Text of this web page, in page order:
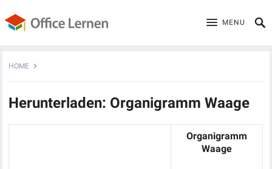
MENU
HOME
Herunterladen: Organigramm Waage
Organigramm
Waage